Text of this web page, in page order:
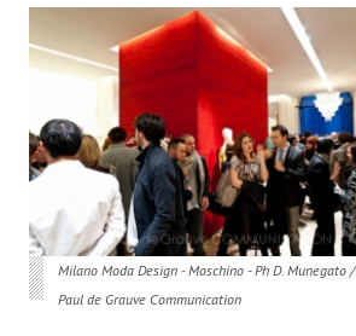
Milano Moda Design - Moschino - Ph D. Munegato /
Paul de Grauve Communication